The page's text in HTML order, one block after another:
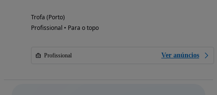
Trofa (Porto)
Profissional • Para o topo
Profissional Ver anúncios